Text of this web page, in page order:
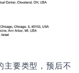
主要类型，预后不